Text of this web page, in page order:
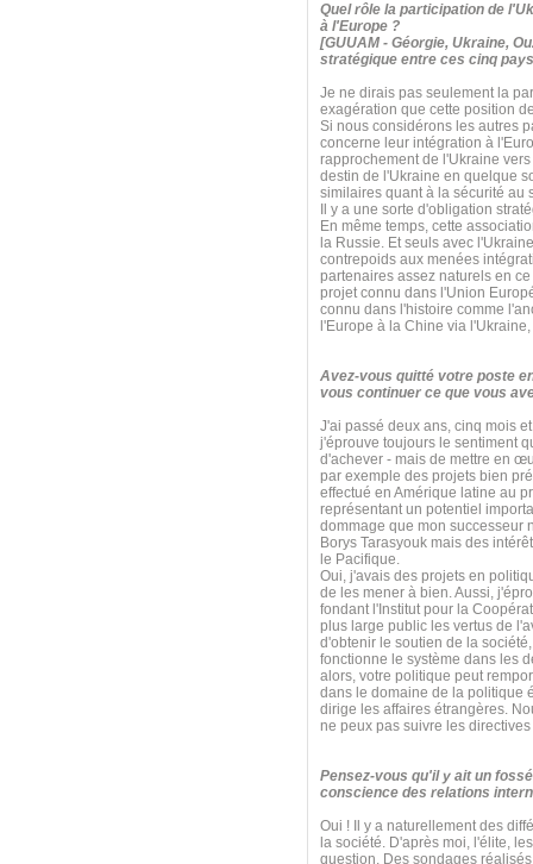
Quel rôle la participation de
à l'Europe ?
[GUUAM - Géorgie, Ukraine,
stratégique entre ces cinq
Je ne dirais pas seulement la
exagération que cette position
Si nous considérons les autres
concerne leur intégration à
rapprochement de l'Ukraine
destin de l'Ukraine en quelque
similaires quant à la sécurité au
Il y a une sorte d'obligation
En même temps, cette
la Russie. Et seuls avec
contrepoids aux menées
partenaires assez naturels en
projet connu dans l'Union
connu dans l'histoire comme
l'Europe à la Chine via
Avez-vous quitté votre poste
vous continuer ce que vous
J'ai passé deux ans, cinq mois
j'éprouve toujours le sentiment
d'achever - mais de mettre en
par exemple des projets bien
effectué en Amérique latine au
représentant un potentiel
dommage que mon successeur
Borys Tarasyouk mais des
le Pacifique.
Oui, j'avais des projets en
de les mener à bien. Aussi,
fondant l'Institut pour la
plus large public les vertus de
d'obtenir le soutien de la
fonctionne le système dans les
alors, votre politique peut
dans le domaine de la politique
dirige les affaires étrangères.
ne peux pas suivre les
Pensez-vous qu'il y ait un
conscience des relations
Oui ! Il y a naturellement des
la société. D'après moi, l'élite,
question. Des sondages